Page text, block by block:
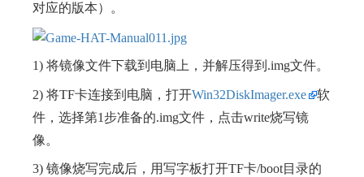
对应的版本）。
1) 将镜像文件下载到电脑上，并解压得到.img文件。
2) 将TF卡连接到电脑，打开Win32DiskImager.exe
软
件，选择第1步准备的.img文件，点击write烧写镜
像。
3) 镜像烧写完成后，用写字板打开TF卡/boot目录的